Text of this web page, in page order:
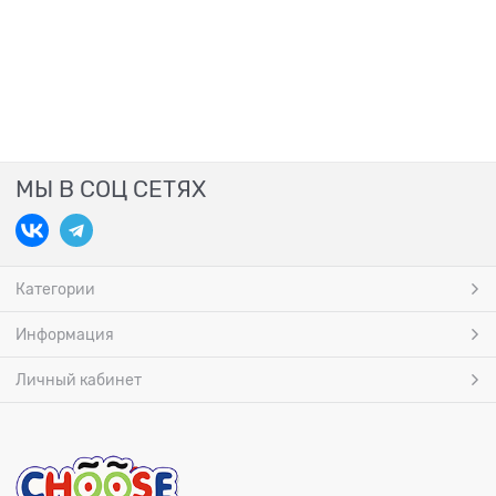
МЫ В СОЦ СЕТЯХ
Категории
Информация
Личный кабинет